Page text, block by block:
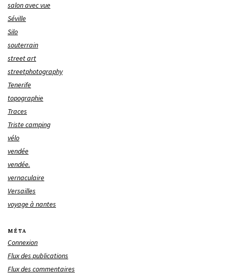
salon avec vue
Séville
Silo
souterrain
street art
streetphotography
Tenerife
topographie
Traces
Triste camping
vélo
vendée
vendée.
vernaculaire
Versailles
voyage à nantes
MÉTA
Connexion
Flux des publications
Flux des commentaires